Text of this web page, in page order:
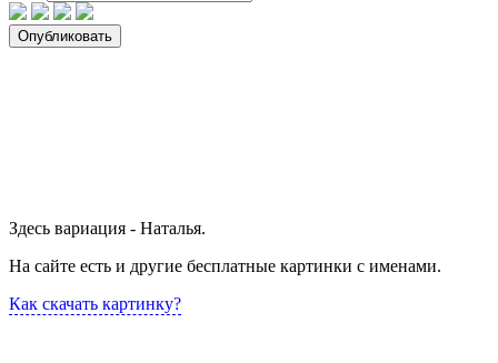
Здесь вариация - Наталья.
На сайте есть и другие бесплатные картинки с именами.
Как скачать картинку?